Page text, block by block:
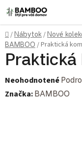
Prejsť na obsah
Domov
/Nábytok /Nové
BAMBOO /Praktická
Praktická
Priemerné hodnotenie
Neohodnotené
Značka: BAMBOO